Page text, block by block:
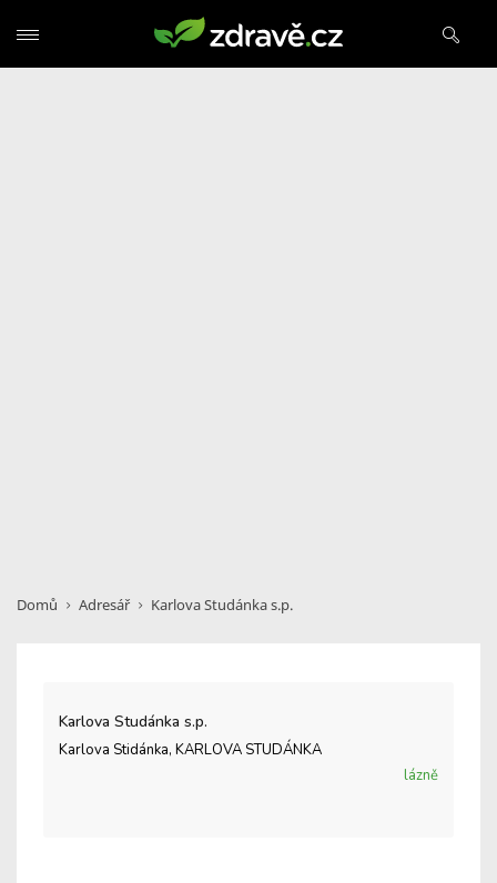
Domů Adresář Karlova Studánka s.p.
Karlova Studánka s.p.
Karlova Stidánka, KARLOVA STUDÁNKA
lázně